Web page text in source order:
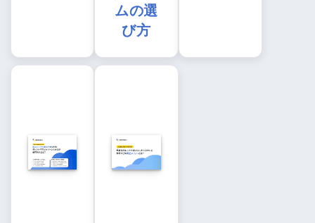
ムの選
び方